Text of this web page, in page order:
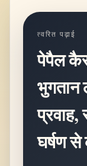
त्वरित पढ़ाई
पेपैल
भुगतान
घर्षण से